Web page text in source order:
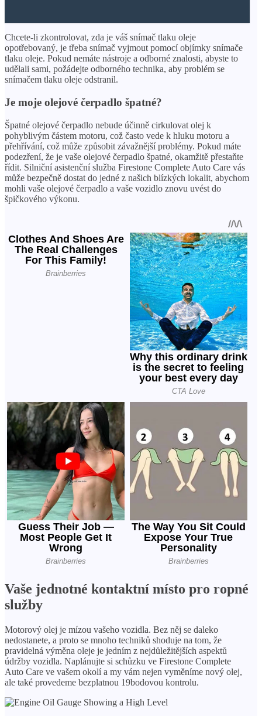
Chcete-li zkontrolovat, zda je váš snímač tlaku oleje
opotřebovaný, je třeba snímač vyjmout pomocí objímky snímače
tlaku oleje. Pokud nemáte nástroje a odborné znalosti, abyste to
udělali sami, požádejte odborného technika, aby problém se
snímačem tlaku oleje odstranil.
Je moje olejové čerpadlo špatné?
Špatné olejové čerpadlo nebude účinně cirkulovat olej k
pohyblivým částem motoru, což často vede k hluku motoru a
přehřívání, což může způsobit závažnější problémy. Pokud máte
podezření, že je vaše olejové čerpadlo špatné, okamžitě přestaňte
řídit. Silniční asistenční služba Firestone Complete Auto Care vás
může bezpečně dostat do jedné z našich blízkých lokalit, abychom
mohli vaše olejové čerpadlo a vaše vozidlo znovu uvést do
špičkového výkonu.
Vaše jednotné kontaktní místo pro ropné
služby
Motorový olej je mízou vašeho vozidla. Bez něj se daleko
nedostanete, a proto se mnoho techniků shoduje na tom, že
pravidelná výměna oleje je jedním z nejdůležitějších aspektů
údržby vozidla. Naplánujte si schůzku ve Firestone Complete
Auto Care ve vašem okolí a my vám nejen vyměníme nový olej,
ale také provedeme bezplatnou 19bodovou kontrolu.